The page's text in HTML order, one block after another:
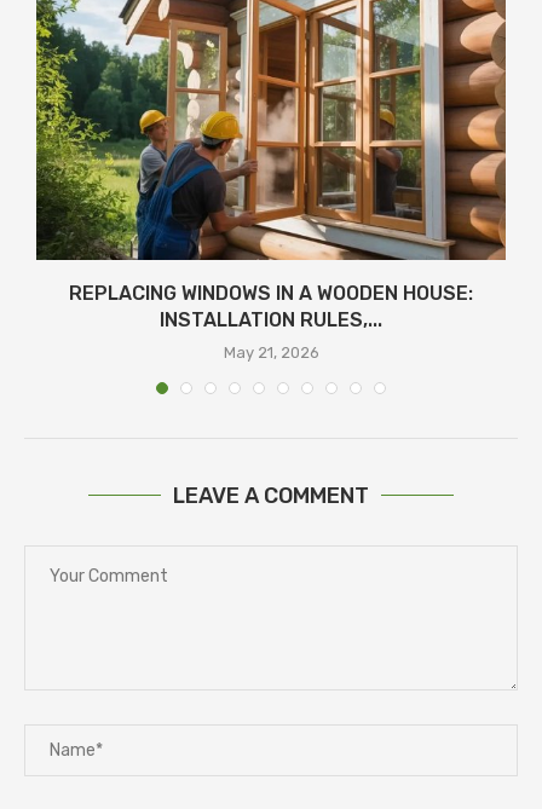
REPLACING WINDOWS IN A WOODEN HOUSE:
INSTALLATION RULES,...
May 21, 2026
LEAVE A COMMENT